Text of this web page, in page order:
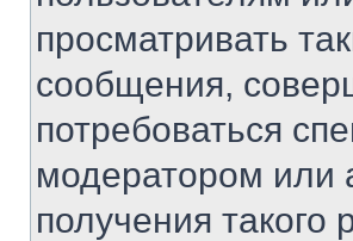
просматривать
сообщения,
потребоваться
модератором или
получения такого